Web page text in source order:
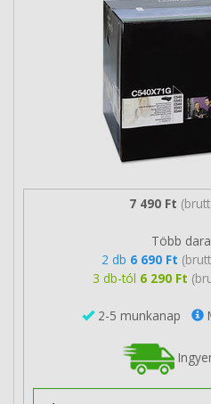
7 490 Ft
Több
2 db 6 690 Ft
3 db-tól 6 290 Ft
2-5 munkanap